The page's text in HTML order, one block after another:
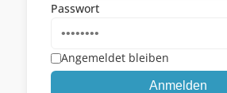
Passwort
Angemeldet bleiben
Anmelden